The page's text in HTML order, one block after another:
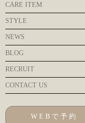
WEBで予約
CARE ITEM
STYLE
NEWS
BLOG
RECRUIT
CONTACT US